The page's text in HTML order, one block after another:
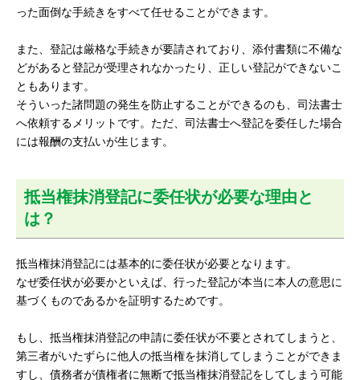
った面倒な手続きをすべて任せることができます。
また、登記は厳格な手続きが要請されており、添付書類に不備な
どがあると登記が受理されなかったり、正しい登記ができないこ
ともあります。
そういった諸問題の発生を防止することができるのも、司法書士
へ依頼するメリットです。ただ、司法書士へ登記を委任した場合
には報酬の支払いが生じます。
抵当権抹消登記に委任状が必要な理由と
は？
抵当権抹消登記には基本的に委任状が必要となります。
なぜ委任状が必要かといえば、行った登記が本当に本人の意思に
基づくものであるかを証明するためです。
もし、抵当権抹消登記の申請に委任状が不要とされてしまうと、
第三者がいたずらに他人の抵当権を抹消してしまうことができま
すし、債務者が債権者に無断で抵当権抹消登記をしてしまう可能